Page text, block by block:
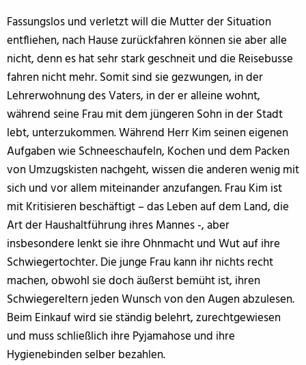
Fassungslos und verletzt will die Mutter der Situation
entfliehen, nach Hause zurückfahren können sie aber alle
nicht, denn es hat sehr stark geschneit und die Reisebusse
fahren nicht mehr. Somit sind sie gezwungen, in der
Lehrerwohnung des Vaters, in der er alleine wohnt,
während seine Frau mit dem jüngeren Sohn in der Stadt
lebt, unterzukommen. Während Herr Kim seinen eigenen
Aufgaben wie Schneeschaufeln, Kochen und dem Packen
von Umzugskisten nachgeht, wissen die anderen wenig mit
sich und vor allem miteinander anzufangen. Frau Kim ist
mit Kritisieren beschäftigt – das Leben auf dem Land, die
Art der Haushaltführung ihres Mannes -, aber
insbesondere lenkt sie ihre Ohnmacht und Wut auf ihre
Schwiegertochter. Die junge Frau kann ihr nichts recht
machen, obwohl sie doch äußerst bemüht ist, ihren
Schwiegereltern jeden Wunsch von den Augen abzulesen.
Beim Einkauf wird sie ständig belehrt, zurechtgewiesen
und muss schließlich ihre Pyjamahose und ihre
Hygienebinden selber bezahlen.